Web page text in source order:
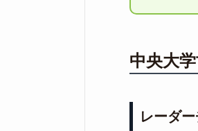
中央大
レーダ